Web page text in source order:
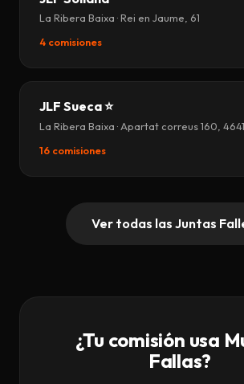
La Ribera Baixa · Rei en Jaume, 61
4 comisiones
JLF Sueca ⭐
La Ribera Baixa · Apartat correus 160,
16 comisiones
Ver todas las Juntas
¿Tu comisión usa
Fallas?